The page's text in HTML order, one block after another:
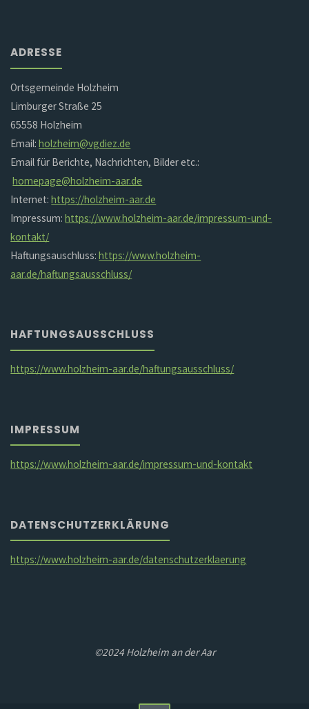
ADRESSE
Ortsgemeinde Holzheim
Limburger Straße 25
65558 Holzheim
Email:holzheim@vgdiez.de
Email für Berichte, Nachrichten, Bilder etc.:
homepage@holzheim-aar.de
Internet:https://holzheim-aar.de
Impressum:https://www.holzheim-aar.de/impressum-und-
kontakt/
Haftungsauschluss:https://www.holzheim-
aar.de/haftungsausschluss/
HAFTUNGSAUSSCHLUSS
https://www.holzheim-aar.de/haftungsausschluss/
IMPRESSUM
https://www.holzheim-aar.de/impressum-und-kontakt
DATENSCHUTZERKLÄRUNG
https://www.holzheim-aar.de/datenschutzerklaerung
©2024 Holzheim an der Aar